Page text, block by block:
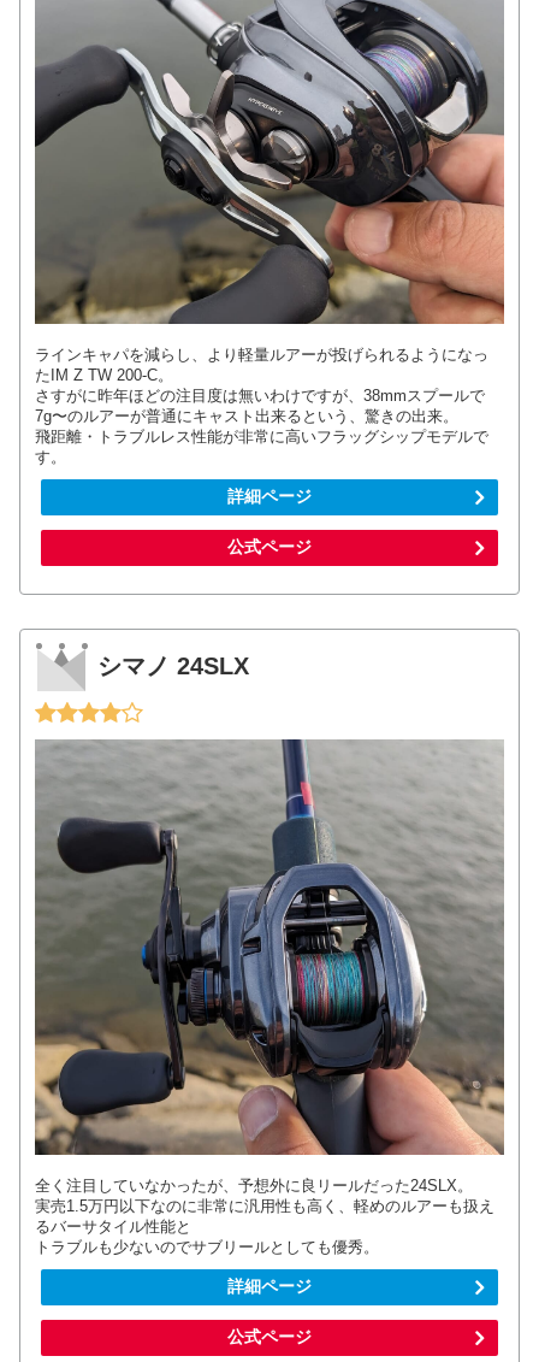
ラインキャパを減らし、より軽量ルアーが投げられるようになっ
たIM Z TW 200-C。
さすがに昨年ほどの注目度は無いわけですが、38mmスプールで
7g〜のルアーが普通にキャスト出来るという、驚きの出来。
飛距離・トラブルレス性能が非常に高いフラッグシップモデルで
す。
詳細ページ
公式ページ
シマノ 24SLX
全く注目していなかったが、予想外に良リールだった24SLX。
実売1.5万円以下なのに非常に汎用性も高く、軽めのルアーも扱え
るバーサタイル性能と
トラブルも少ないのでサブリールとしても優秀。
詳細ページ
公式ページ